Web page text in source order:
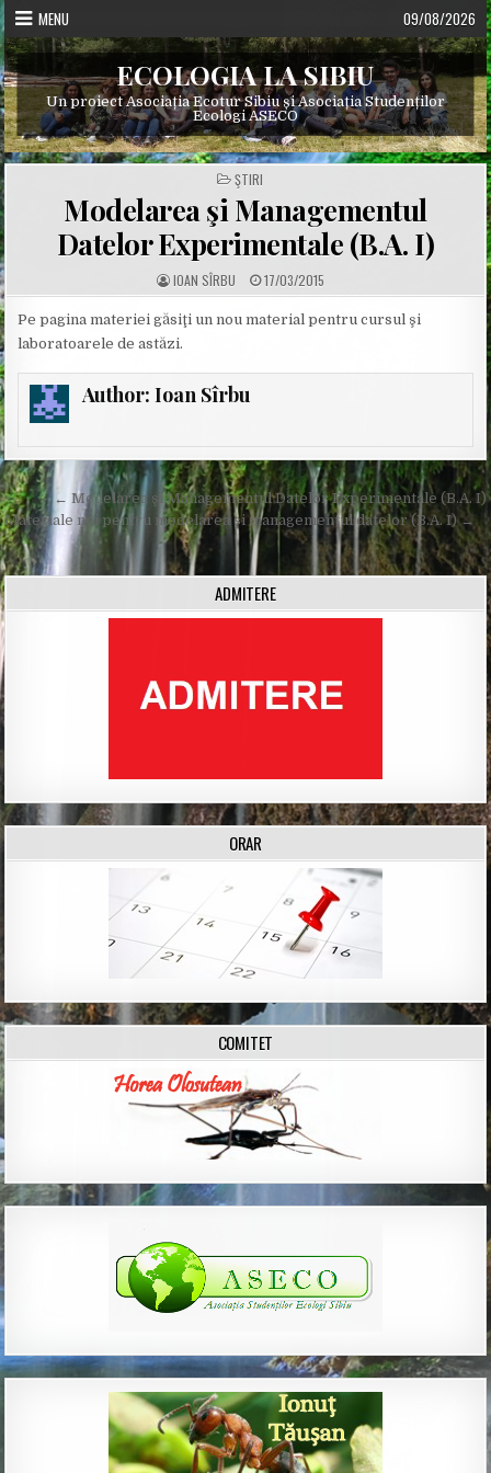
Skip
to
content
MENU 09/08/2026
ECOLOGIA LA SIBIU
Un proiect Asociația Ecotur Sibiu și Asociația Studenților
Ecologi ASECO
POSTED
IN
ŞTIRI
Modelarea şi Managementul
Datelor Experimentale (B.A. I)
A
U
H
R
IOAN SÎRBU P
U
L
E
:
17/03/2015
Pe pagina materiei găsiţi un nou material pentru cursul şi
laboratoarele de astăzi.
Author: Ioan Sîrbu
Post
navigation
← Modelarea şi Managementul Datelor Experimentale (B.A. I)
Materiale noi pentru modelarea şi managementul datelor (B.A. I) →
ADMITERE
ORAR
COMITET